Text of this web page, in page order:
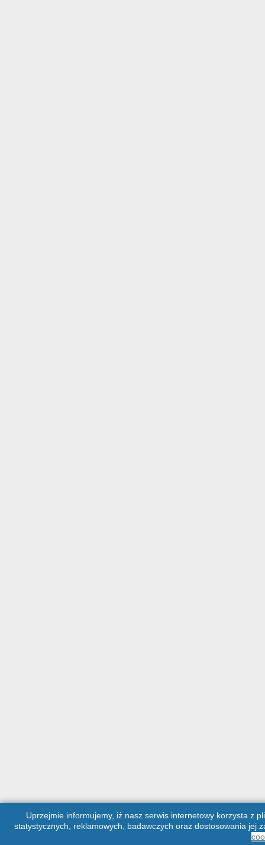
Uprzejmie informujemy, iż nasz serwis internetowy korzysta z
statystycznych, reklamowych, badawczych oraz dostosowania jej